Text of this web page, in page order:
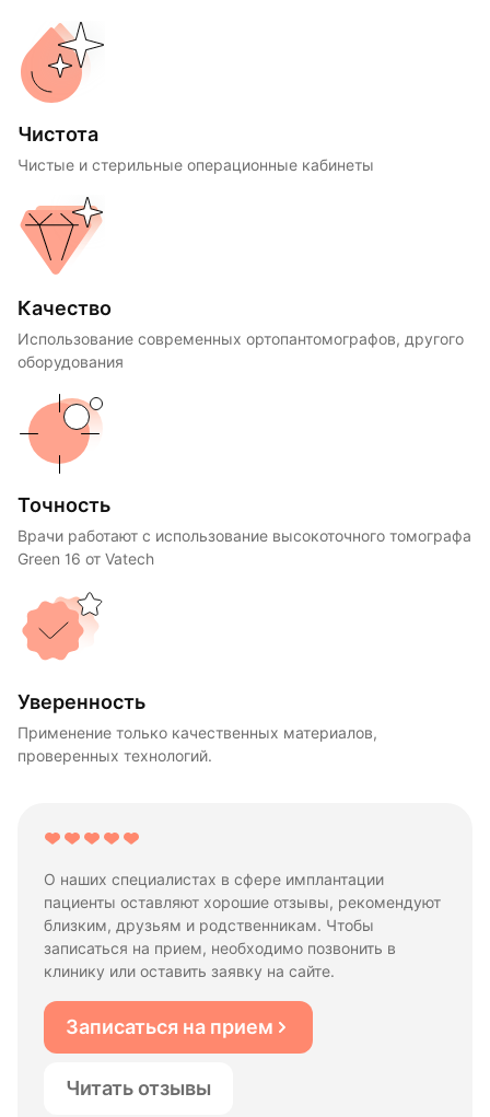
Чистота
Чистые и стерильные операционные кабинеты
Качество
Использование современных ортопантомографов, другого
оборудования
Точность
Врачи работают с использование высокоточного томографа
Green 16 от Vatech
Уверенность
Применение только качественных материалов,
проверенных технологий.
О наших специалистах в сфере имплантации
пациенты оставляют хорошие отзывы, рекомендуют
близким, друзьям и родственникам. Чтобы
записаться на прием, необходимо позвонить в
клинику или оставить заявку на сайте.
Записаться на прием
Читать отзывы